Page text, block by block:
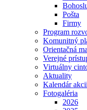
Pošta
Firmy
Program
Komunitný
Orientačná
Verejné
Virtuálny
Aktuality
Kalendár
Fotogaléria
2026